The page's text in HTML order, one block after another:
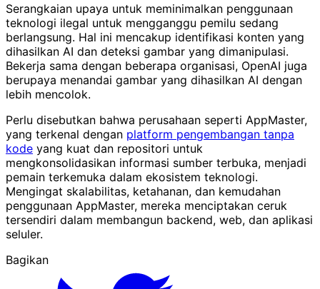
Serangkaian upaya untuk meminimalkan penggunaan
teknologi ilegal untuk mengganggu pemilu sedang
berlangsung. Hal ini mencakup identifikasi konten yang
dihasilkan AI dan deteksi gambar yang dimanipulasi.
Bekerja sama dengan beberapa organisasi, OpenAI juga
berupaya menandai gambar yang dihasilkan AI dengan
lebih mencolok.
Perlu disebutkan bahwa perusahaan seperti AppMaster,
yang terkenal dengan platform pengembangan tanpa
kode yang kuat dan repositori untuk
mengkonsolidasikan informasi sumber terbuka, menjadi
pemain terkemuka dalam ekosistem teknologi.
Mengingat skalabilitas, ketahanan, dan kemudahan
penggunaan AppMaster, mereka menciptakan ceruk
tersendiri dalam membangun backend, web, dan aplikasi
seluler.
Bagikan